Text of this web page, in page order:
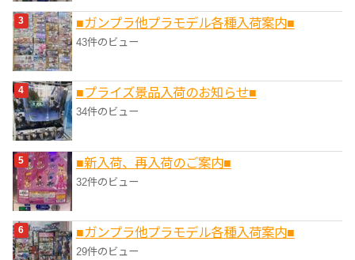
■ガンプラ他プラモデル各種入荷案内■
43件のビュー
■プライズ景品入荷のお知らせ■
34件のビュー
■新入荷、再入荷のご案内■
32件のビュー
■ガンプラ他プラモデル各種入荷案内■
29件のビュー